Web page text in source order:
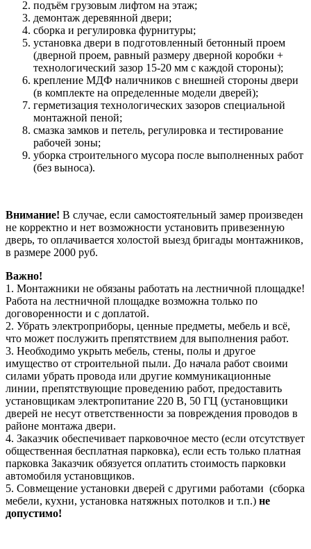
подъём грузовым лифтом на этаж;
демонтаж деревянной двери;
сборка и регулировка фурнитуры;
установка двери в подготовленный бетонный проем
(дверной проем, равный размеру дверной коробки +
технологический зазор 15-20 мм с каждой стороны);
крепление МДФ наличников с внешней стороны двери
(в комплекте на определенные модели дверей);
герметизация технологических зазоров специальной
монтажной пеной;
смазка замков и петель, регулировка и тестирование
рабочей зоны;
уборка строительного мусора после выполненных работ
(без выноса).
Внимание! В случае, если самостоятельный замер произведен
не корректно и нет возможности установить привезенную
дверь, то оплачивается холостой выезд бригады монтажников,
в размере 2000 руб.
Важно!
1. Монтажники не обязаны работать на лестничной площадке!
Работа на лестничной площадке возможна только по
договоренности и с доплатой.
2. Убрать электроприборы, ценные предметы, мебель и всё,
что может послужить препятствием для выполнения работ.
3. Необходимо укрыть мебель, стены, полы и другое
имущество от строительной пыли. До начала работ своими
силами убрать провода или другие коммуникационные
линии, препятствующие проведению работ, предоставить
установщикам электропитание 220 В, 50 ГЦ (установщики
дверей не несут ответственности за повреждения проводов в
районе монтажа двери.
4. Заказчик обеспечивает парковочное место (если отсутствует
общественная бесплатная парковка), если есть только платная
парковка Заказчик обязуется оплатить стоимость парковки
автомобиля установщиков.
5. Совмещение установки дверей с другими работами (сборка
мебели, кухни, установка натяжных потолков и т.п.) не
допустимо!